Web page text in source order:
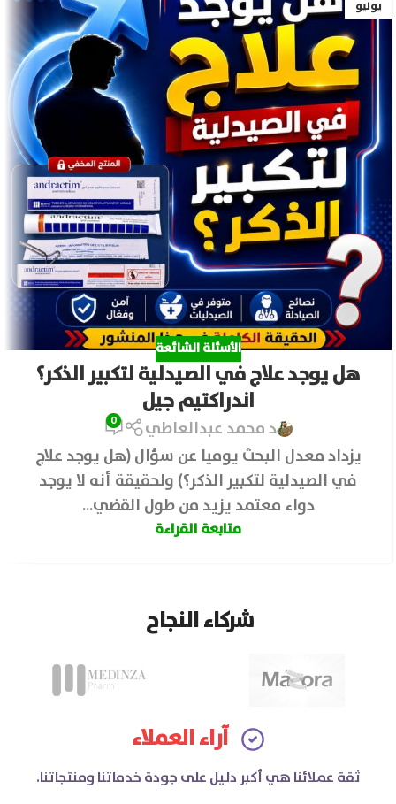
يوليو
الأسئلة الشائعة
هل يوجد علاج في الصيدلية لتكبير الذكر؟
اندراكتيم جيل
د محمد عبدالعاطي 0
يزداد معدل البحث يوميا عن سؤال (هل يوجد علاج
في الصيدلية لتكبير الذكر؟) ولحقيقة أنه لا يوجد
دواء معتمد يزيد من طول القضي...
متابعة القراءة
شركاء النجاح
آراء العملاء
ثقة عملائنا هي أكبر دليل على جودة خدماتنا ومنتجاتنا.